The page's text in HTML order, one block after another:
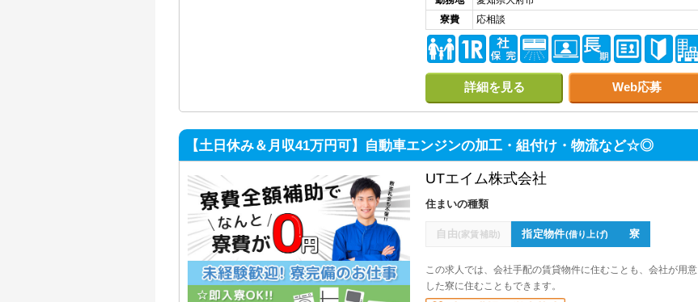
寮費
応相談
詳細を見る Web応募
【土日休み＆月収41万円可】自動車エンジンの加工・組付け・物流など☆◎
UTエイム株式会社
住まいの種類
自由(家賃補助) 指定物件(借り上げ) 寮
この求人では、会社手配の賃貸物件に住むことも、会社が用意
した寮に住むこともできます。